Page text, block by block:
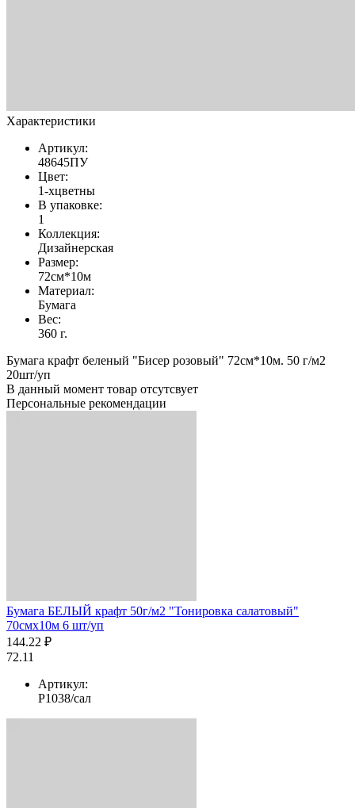
Характеристики
Артикул:
48645ПУ
Цвет:
1-хцветны
В упаковке:
1
Коллекция:
Дизайнерская
Размер:
72см*10м
Материал:
Бумага
Вес:
360 г.
Бумага крафт беленый "Бисер розовый" 72см*10м. 50 г/м2
20шт/уп
В данный момент товар отсутсвует
Персональные рекомендации
Бумага БЕЛЫЙ крафт 50г/м2 "Тонировка салатовый"
70смх10м 6 шт/уп
144.22 ₽
72.11
Артикул:
Р1038/сал